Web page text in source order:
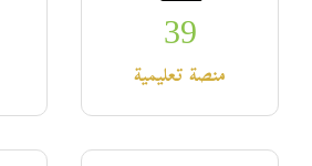
39
منصة تعليمية